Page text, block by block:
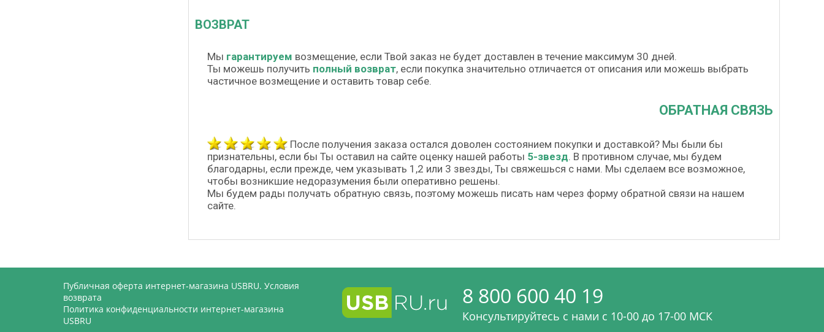
ВОЗВРАТ
Мы гарантируем возмещение, если Твой заказ не будет доставлен в течение максимум 30 дней.
Ты можешь получить полный возврат, если покупка значительно отличается от описания или можешь выбрать
частичное возмещение и оставить товар себе.
ОБРАТНАЯ СВЯЗЬ
После получения заказа остался доволен состоянием покупки и доставкой? Мы были бы
признательны, если бы Ты оставил на сайте оценку нашей работы 5-звезд. В противном случае, мы будем
благодарны, если прежде, чем указывать 1,2 или 3 звезды, Ты свяжешься с нами. Мы сделаем все возможное,
чтобы возникшие недоразумения были оперативно решены.
Мы будем рады получать обратную связь, поэтому можешь писать нам через форму обратной связи на нашем
сайте.
Публичная оферта интернет-магазина USBRU. Условия
возврата
Политика конфиденциальности интернет-магазина
USBRU
8 800 600 40 19
Консультируйтесь с нами c 10-00 до 17-00 МСК